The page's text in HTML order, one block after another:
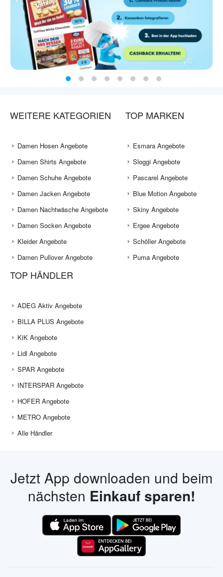
WEITERE KATEGORIEN
Damen Hosen Angebote
Damen Shirts Angebote
Damen Schuhe Angebote
Damen Jacken Angebote
Damen Nachtwäsche Angebote
Damen Socken Angebote
Kleider Angebote
Damen Pullover Angebote
TOP MARKEN
Esmara Angebote
Sloggi Angebote
Pascarel Angebote
Blue Motion Angebote
Skiny Angebote
Ergee Angebote
Schöller Angebote
Puma Angebote
TOP HÄNDLER
ADEG Aktiv Angebote
BILLA PLUS Angebote
KiK Angebote
Lidl Angebote
SPAR Angebote
INTERSPAR Angebote
HOFER Angebote
METRO Angebote
Alle Händler
Jetzt App downloaden und beim
nächsten Einkauf sparen!